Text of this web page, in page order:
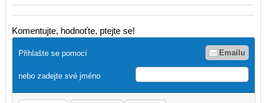
Komentujte, hodnoťte, ptejte se!
Přihlašte se pomocí Emailu
nebo zadejte své jméno